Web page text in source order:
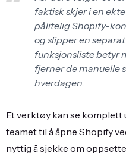
faktisk skjer i en
pålitelig Shopify-
og slipper en
funksjonsliste betyr
fjerner de manuelle
hverdagen.
Et verktøy kan se komplett
teamet til å åpne Shopify
nyttig å sjekke om